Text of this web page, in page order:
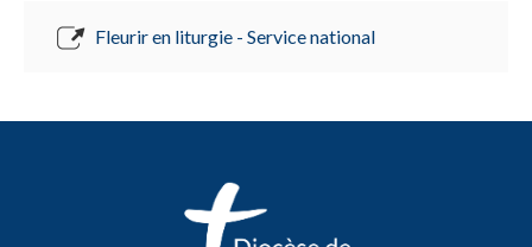
Fleurir en liturgie - Service national